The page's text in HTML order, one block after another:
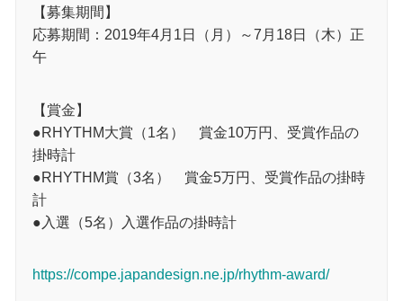
【募集期間】
応募期間：2019年4月1日（月）～7月18日（木）正
午
【賞金】
●RHYTHM大賞（1名） 賞金10万円、受賞作品の
掛時計
●RHYTHM賞（3名） 賞金5万円、受賞作品の掛時
計
●入選（5名）入選作品の掛時計
https://compe.japandesign.ne.jp/rhythm-award/